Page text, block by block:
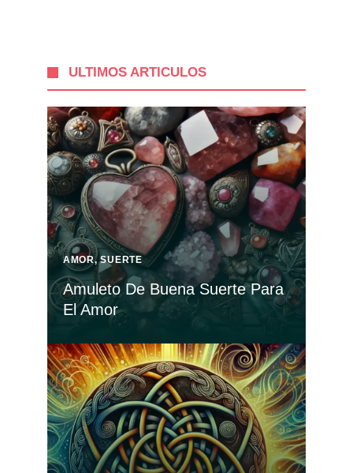
ULTIMOS ARTICULOS
AMOR,SUERTE
Amuleto De Buena Suerte Para
El Amor